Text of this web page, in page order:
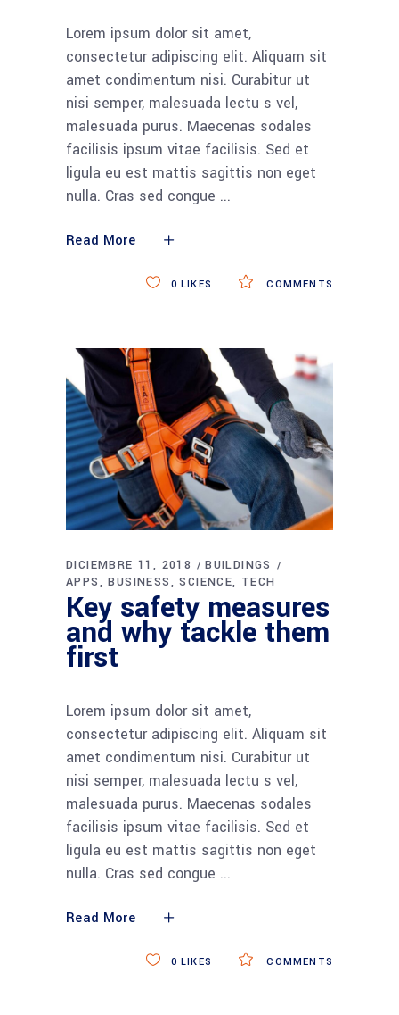
Lorem ipsum dolor sit amet,
consectetur adipiscing elit. Aliquam sit
amet condimentum nisi. Curabitur ut
nisi semper, malesuada lectu s vel,
malesuada purus. Maecenas sodales
facilisis ipsum vitae facilisis. Sed et
ligula eu est mattis sagittis non eget
nulla. Cras sed congue
Read More
COMMENTS
0 LIKES
DICIEMBRE 11, 2018
BUILDINGS
APPS
BUSINESS SCIENCE TECH
Key safety measures
and why tackle them
first
Lorem ipsum dolor sit amet,
consectetur adipiscing elit. Aliquam sit
amet condimentum nisi. Curabitur ut
nisi semper, malesuada lectu s vel,
malesuada purus. Maecenas sodales
facilisis ipsum vitae facilisis. Sed et
ligula eu est mattis sagittis non eget
nulla. Cras sed congue
Read More
COMMENTS
0 LIKES